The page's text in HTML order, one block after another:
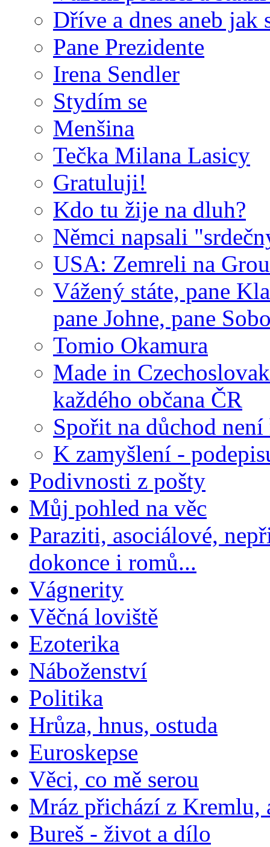
Dříve a dnes aneb jak
Pane Prezidente
Irena Sendler
Stydím se
Menšina
Tečka Milana Lasicy
Gratuluji!
Kdo tu žije na dluh?
Němci napsali
USA: Zemreli na
Vážený státe, pane
pane Johne, pane
Tomio Okamura
Made in
každého občana ČR
Spořit na důchod není
K zamyšlení -
Podivnosti z pošty
Můj pohled na věc
Paraziti, asociálové,
dokonce i romů...
Vágnerity
Věčná loviště
Ezoterika
Náboženství
Politika
Hrůza, hnus, ostuda
Euroskepse
Věci, co mě serou
Mráz přichází z Kremlu,
Bureš - život a dílo